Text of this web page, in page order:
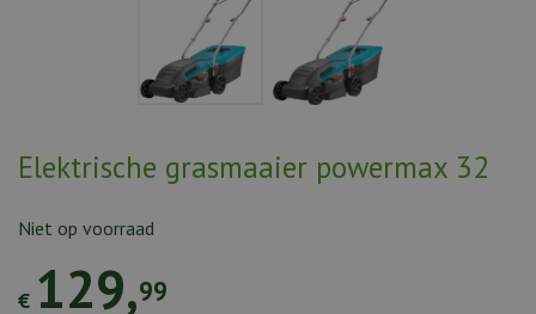
Elektrische grasmaaier powermax 32
€ 129,99
Niet op voorraad